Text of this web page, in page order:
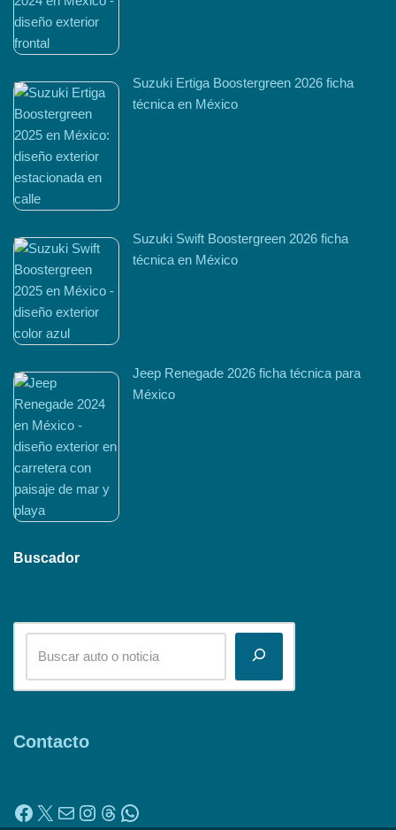
Suzuki Ertiga Boostergreen 2026 ficha
técnica en México
Suzuki Swift Boostergreen 2026 ficha
técnica en México
Jeep Renegade 2026 ficha técnica para
México
Buscador
Contacto